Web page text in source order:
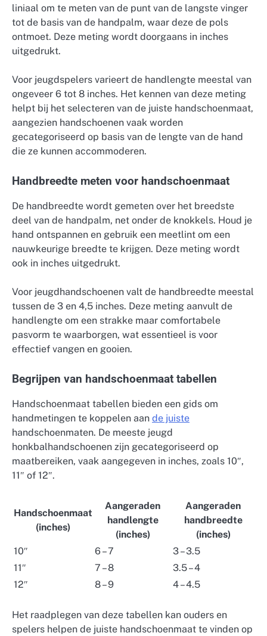
liniaal om te meten van de punt van de langste vinger
tot de basis van de handpalm, waar deze de pols
ontmoet. Deze meting wordt doorgaans in inches
uitgedrukt.
Voor jeugdspelers varieert de handlengte meestal van
ongeveer 6 tot 8 inches. Het kennen van deze meting
helpt bij het selecteren van de juiste handschoenmaat,
aangezien handschoenen vaak worden
gecategoriseerd op basis van de lengte van de hand
die ze kunnen accommoderen.
Handbreedte meten voor handschoenmaat
De handbreedte wordt gemeten over het breedste
deel van de handpalm, net onder de knokkels. Houd je
hand ontspannen en gebruik een meetlint om een
nauwkeurige breedte te krijgen. Deze meting wordt
ook in inches uitgedrukt.
Voor jeugdhandschoenen valt de handbreedte meestal
tussen de 3 en 4,5 inches. Deze meting aanvult de
handlengte om een strakke maar comfortabele
pasvorm te waarborgen, wat essentieel is voor
effectief vangen en gooien.
Begrijpen van handschoenmaat tabellen
Handschoenmaat tabellen bieden een gids om
handmetingen te koppelen aan de juiste
handschoenmaten. De meeste jeugd
honkbalhandschoenen zijn gecategoriseerd op
maatbereiken, vaak aangegeven in inches, zoals 10″,
11″ of 12″.
Handschoenmaat
(inches)
Aangeraden
handlengte
(inches)
Aangeraden
handbreedte
(inches)
10″
6 – 7
3 – 3.5
11″
7 – 8
3.5 – 4
12″
8 – 9 4 – 4.5
Het raadplegen van deze tabellen kan ouders en
spelers helpen de juiste handschoenmaat te vinden op